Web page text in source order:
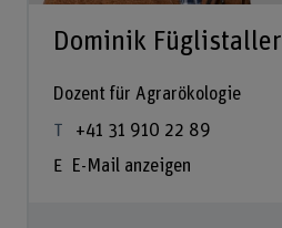
Dominik Füglistaller
Dozent für Agrarökologie
+41 31 910 22 89
E-Mail anzeigen